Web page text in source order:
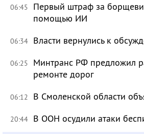
06:45
Первый штраф за
помощью ИИ
06:34 Власти вернулись к
06:25
Минтранс РФ предложил
ремонте дорог
06:12 В Смоленской области
20:44 В ООН осудили атаки